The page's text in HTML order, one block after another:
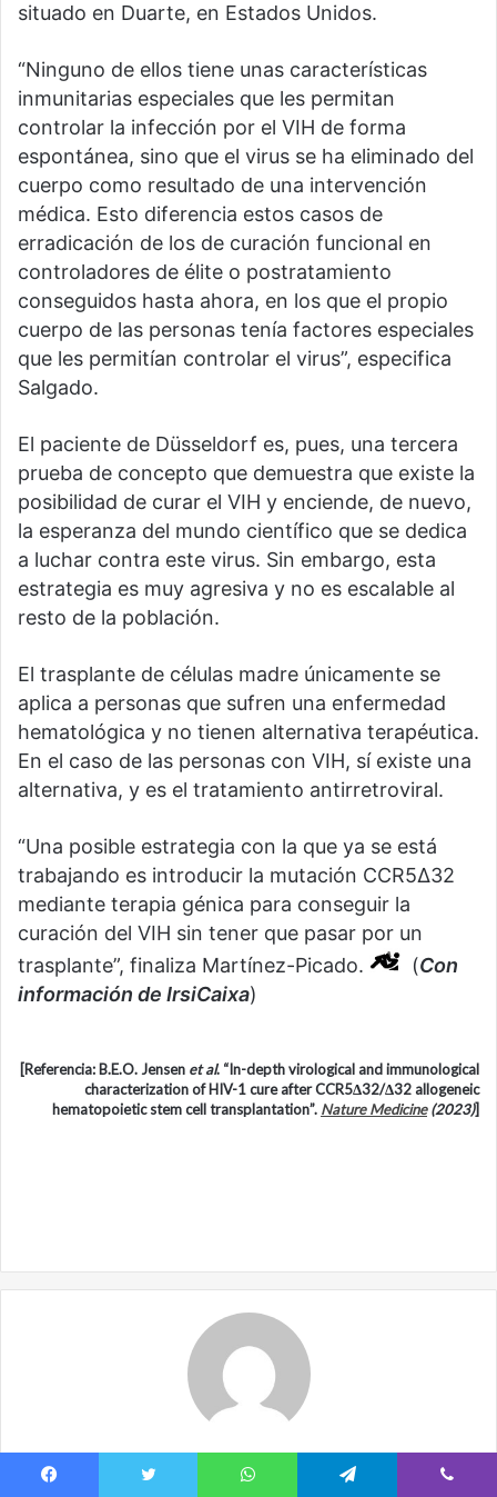
situado en Duarte, en Estados Unidos.
“Ninguno de ellos tiene unas características
inmunitarias especiales que les permitan
controlar la infección por el VIH de forma
espontánea, sino que el virus se ha eliminado del
cuerpo como resultado de una intervención
médica. Esto diferencia estos casos de
erradicación de los de curación funcional en
controladores de élite o postratamiento
conseguidos hasta ahora, en los que el propio
cuerpo de las personas tenía factores especiales
que les permitían controlar el virus”, especifica
Salgado.
El paciente de Düsseldorf es, pues, una tercera
prueba de concepto que demuestra que existe la
posibilidad de curar el VIH y enciende, de nuevo,
la esperanza del mundo científico que se dedica
a luchar contra este virus. Sin embargo, esta
estrategia es muy agresiva y no es escalable al
resto de la población.
El trasplante de células madre únicamente se
aplica a personas que sufren una enfermedad
hematológica y no tienen alternativa terapéutica.
En el caso de las personas con VIH, sí existe una
alternativa, y es el tratamiento antirretroviral.
“Una posible estrategia con la que ya se está
trabajando es introducir la mutación CCR5Δ32
mediante terapia génica para conseguir la
curación del VIH sin tener que pasar por un
trasplante”, finaliza Martínez-Picado.
(Con
información de IrsiCaixa)
[Referencia: B.E.O. Jensen et al. “In-depth virological and immunological
characterization of HIV-1 cure after CCR5Δ32/Δ32 allogeneic
hematopoietic stem cell transplantation”. Nature Medicine(2023)]
Redacción SdE